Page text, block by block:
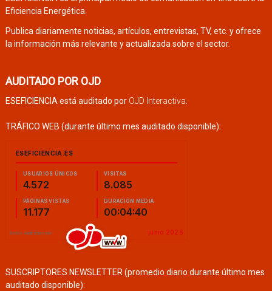
Eficiencia Energética.
Publica diariamente noticias, artículos, entrevistas, TV, etc. y ofrece
la información más relevante y actualizada sobre el sector.
AUDITADO POR OJD
ESEFICIENCIA está auditado por OJD Interactiva
TRÁFICO WEB (durante último mes auditado disponible):
SUSCRIPTORES NEWSLETTER (promedio diario durante último mes
auditado disponible):